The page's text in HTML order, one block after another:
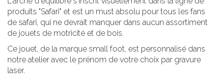
produits "Safari" et est un must absolu pour tous les fans
de safari, qui ne devrait manquer dans aucun assortiment
de jouets de motricité et de bois.
Ce jouet, de la marque small foot, est personnalisé dans
notre atelier avec le prénom de votre choix par gravure
laser.